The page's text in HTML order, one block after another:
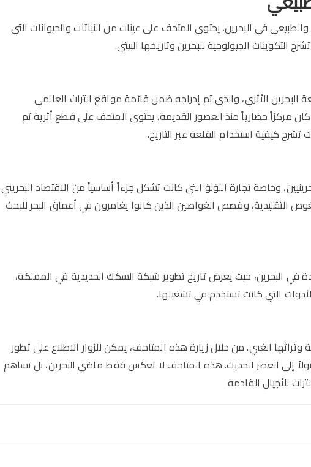
في البحرين. يحتوي المتحف على عينات من النباتات والحيوانات التي
الجيولوجية للبحرين وتاريخها البيئي.
الأثري، والذي تم إدراجه ضمن قائمة مواقع التراث العالمي
مركزاً حضارياً منذ العصور القديمة. يحتوي المتحف على قطع أثرية تم
كيفية استخدام القلعة عبر التاريخ.
وخاصة تجارة اللؤلؤ التي كانت تشكل جزءاً أساسياً من الاقتصاد البحريني
التقليدية، وقصص الغواصين الذين كانوا يغامرون في أعماق البحر للبحث
في البحرين، حيث يعرض تاريخ تطوير شبكة السكك الحديدية في المملكة،
التي كانت تستخدم في تشغيلها.
الغني. من خلال زيارة هذه المتاحف، يمكن للزوار الاطلاع على تطور
إلى العصر الحديث. هذه المتاحف لا تعكس فقط ماضي البحرين، بل تساهم
للأجيال القادمة